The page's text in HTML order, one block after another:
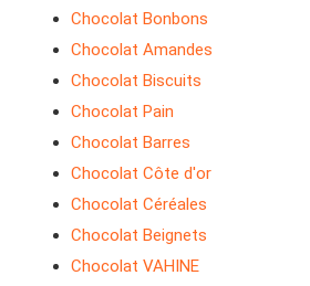
Chocolat Bonbons
Chocolat Amandes
Chocolat Biscuits
Chocolat Pain
Chocolat Barres
Chocolat Côte d'or
Chocolat Céréales
Chocolat Beignets
Chocolat VAHINE